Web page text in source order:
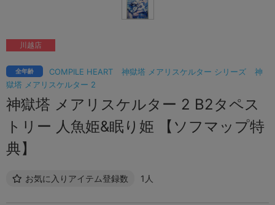
COMPILE HEART 神獄塔 メアリスケルター シリーズ
神
獄塔 メアリスケルター 2
全年齢
神獄塔 メアリスケルター 2 B2タペス
トリー 人魚姫&眠り姫 【ソフマップ特
典】
お気に入りアイテム登録数 1人
川越店